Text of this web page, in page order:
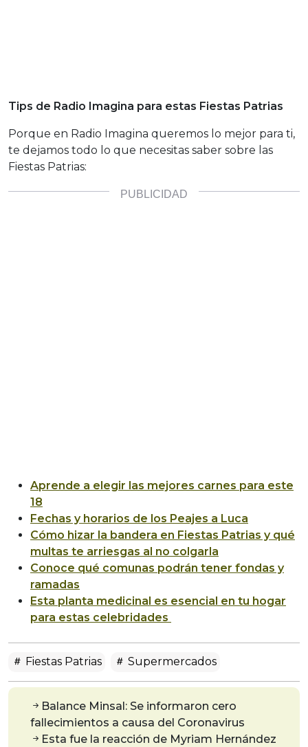
Tips de Radio Imagina para estas Fiestas Patrias
Porque en Radio Imagina queremos lo mejor para ti,
te dejamos todo lo que necesitas saber sobre las
Fiestas Patrias:
Aprende a elegir las mejores carnes para este
18
Fechas y horarios de los Peajes a Luca
Cómo hizar la bandera en Fiestas Patrias y qué
multas te arriesgas al no colgarla
Conoce qué comunas podrán tener fondas y
ramadas
Esta planta medicinal es esencial en tu hogar
para estas celebridades
Fiestas Patrias Supermercados
Balance Minsal: Se informaron cero
fallecimientos a causa del Coronavirus
Esta fue la reacción de Myriam Hernández